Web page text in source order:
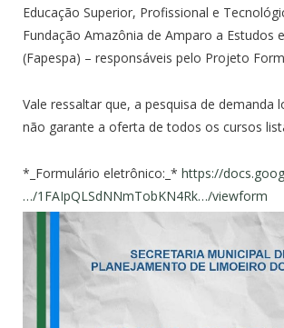
Educação Superior, Profissional e
Fundação Amazônia de Amparo a Estudos
(Fapespa) – responsáveis pelo Projeto
Vale ressaltar que, a pesquisa de demanda
não garante a oferta de todos os cursos
*_Formulário eletrônico:_* https://
…/1FAIpQLSdNNmTobKN4Rk…/viewform